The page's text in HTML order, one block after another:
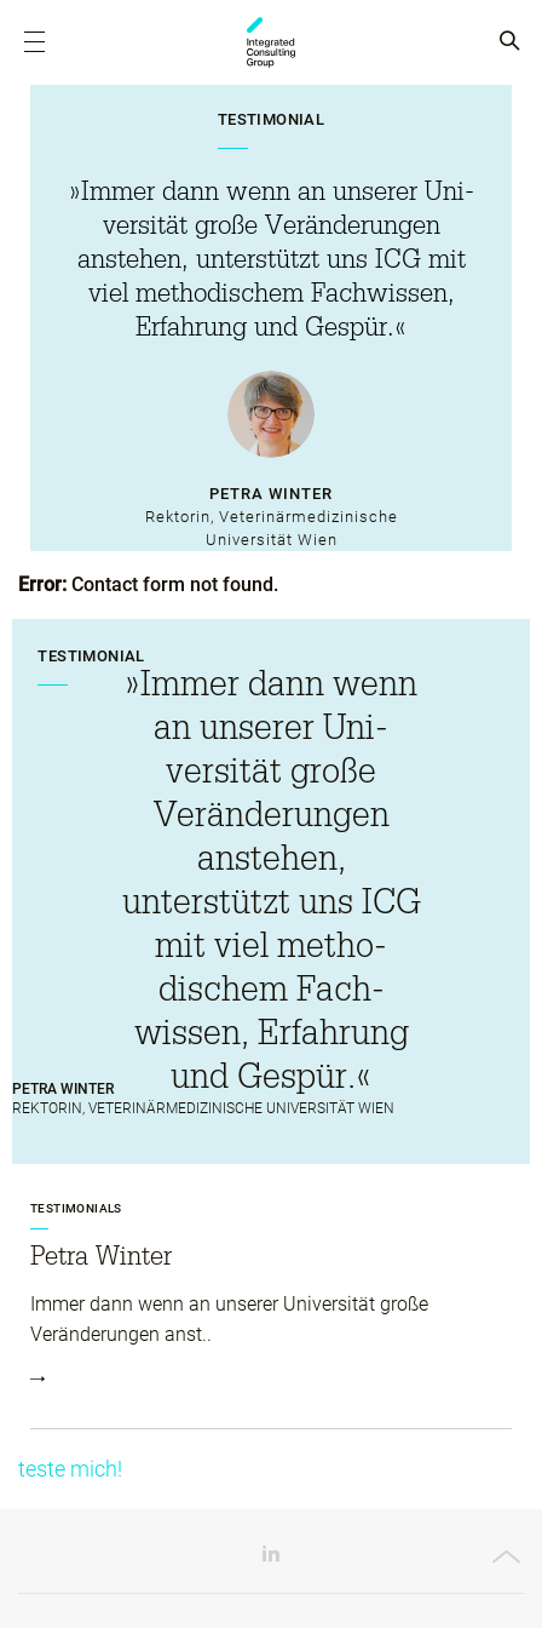
TESTIMONIAL
»Immer dann wenn an unserer Uni­
versität große Veränderungen
anstehen, unterstützt uns ICG mit
viel metho­dischem Fach­wissen,
Erfahrung und Gespür.«
PETRA WINTER
Rektorin, Veterinärmedizinische
Universität Wien
Error: Contact form not found.
TESTIMONIAL
»Immer dann wenn
an unserer Uni­
versität große
Veränderungen
anstehen,
unterstützt uns ICG
mit viel metho­
dischem Fach­
wissen, Erfahrung
und Gespür.«
PETRA WINTER
REKTORIN, VETERINÄRMEDIZINISCHE UNIVERSITÄT WIEN
TESTIMONIALS
Petra Winter
Immer dann wenn an unserer Uni­versität große
Veränderungen anst..
teste mich!